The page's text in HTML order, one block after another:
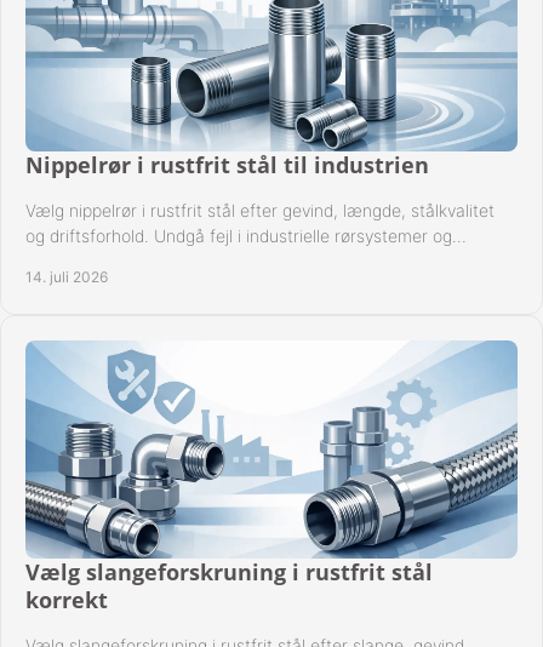
Nippelrør i rustfrit stål til industrien
Vælg nippelrør i rustfrit stål efter gevind, længde, stålkvalitet
og driftsforhold. Undgå fejl i industrielle rørsystemer og
14. juli 2026
Vælg slangeforskruning i rustfrit stål
korrekt